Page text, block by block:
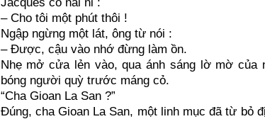
– Cho tôi một phút thôi !
Ngập ngừng một lát, ông từ nói :
– Được, cậu vào nhớ đừng làm ồn.
Nhẹ mở cửa lẻn vào, qua ánh sáng lờ mờ của
bóng người quỳ trước máng cỏ.
“Cha Gioan La San ?”
Đúng, cha Gioan La San, một linh mục đã từ bỏ